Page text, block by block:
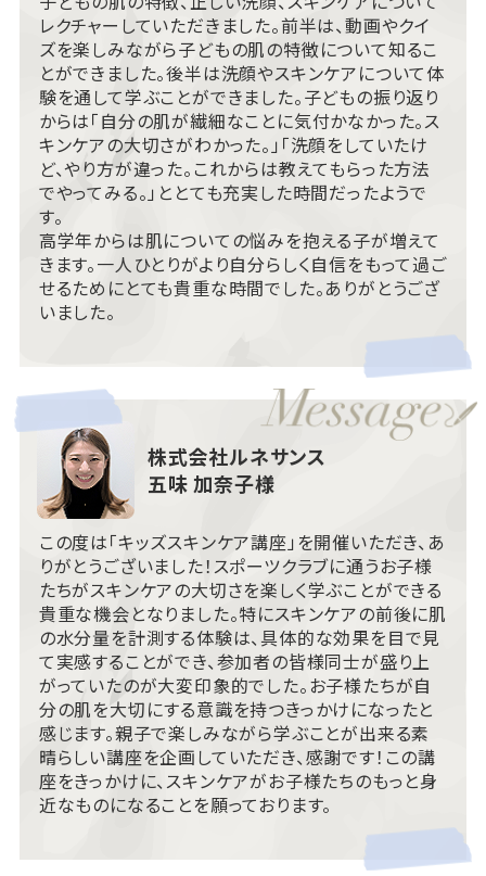
レクチャーしていただきました。前半は、動画やクイ
ズを楽しみながら子どもの肌の特徴について知るこ
とができました。後半は洗顔やスキンケアについて体
験を通して学ぶことができました。子どもの振り返り
からは「自分の肌が繊細なことに気付かなかった。ス
キンケアの大切さがわかった。」「洗顔をしていたけ
ど、やり方が違った。これからは教えてもらった方法
でやってみる。」ととても充実した時間だったようで
す。
高学年からは肌についての悩みを抱える子が増えて
きます。一人ひとりがより自分らしく自信をもって過ご
せるためにとても貴重な時間でした。ありがとうござ
いました。
株式会社ルネサンス
五味 加奈子様
この度は「キッズスキンケア講座」を開催いただき、あ
りがとうございました！スポーツクラブに通うお子様
たちがスキンケアの大切さを楽しく学ぶことができる
貴重な機会となりました。特にスキンケアの前後に肌
の水分量を計測する体験は、具体的な効果を目で見
て実感することができ、参加者の皆様同士が盛り上
がっていたのが大変印象的でした。お子様たちが自
分の肌を大切にする意識を持つきっかけになったと
感じます。親子で楽しみながら学ぶことが出来る素
晴らしい講座を企画していただき、感謝です！この講
座をきっかけに、スキンケアがお子様たちのもっと身
近なものになることを願っております。